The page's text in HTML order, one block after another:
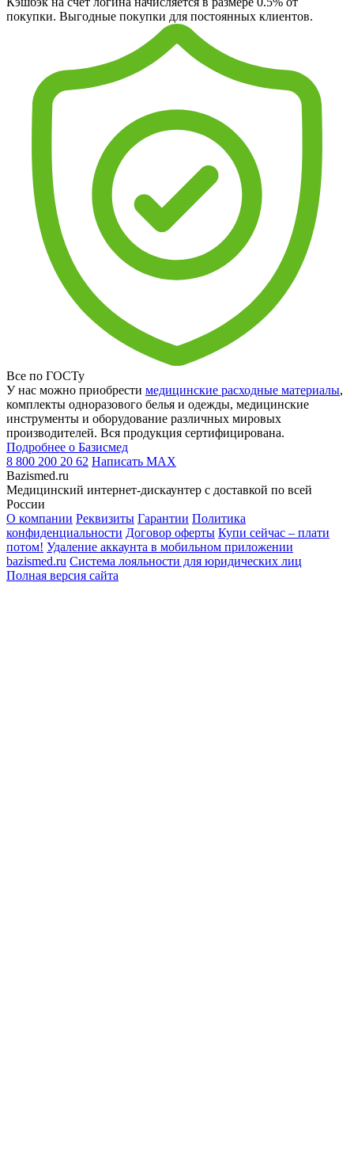
покупки. Выгодные покупки для постоянных клиентов.
Все по ГОСТу
У нас можно приобрести медицинские расходные материалы,
комплекты одноразового белья и одежды, медицинские
инструменты и оборудование различных мировых
производителей. Вся продукция сертифицирована.
Подробнее о Базисмед
8 800 200 20 62 Написать MAX
Bazismed.ru
Медицинский интернет-дискаунтер с доставкой по всей
России
О компании Реквизиты Гарантии Политика
конфиденциальности Договор оферты Купи сейчас – плати
потом! Удаление аккаунта в мобильном приложении
bazismed.ru Система лояльности для юридических лиц
Полная версия сайта